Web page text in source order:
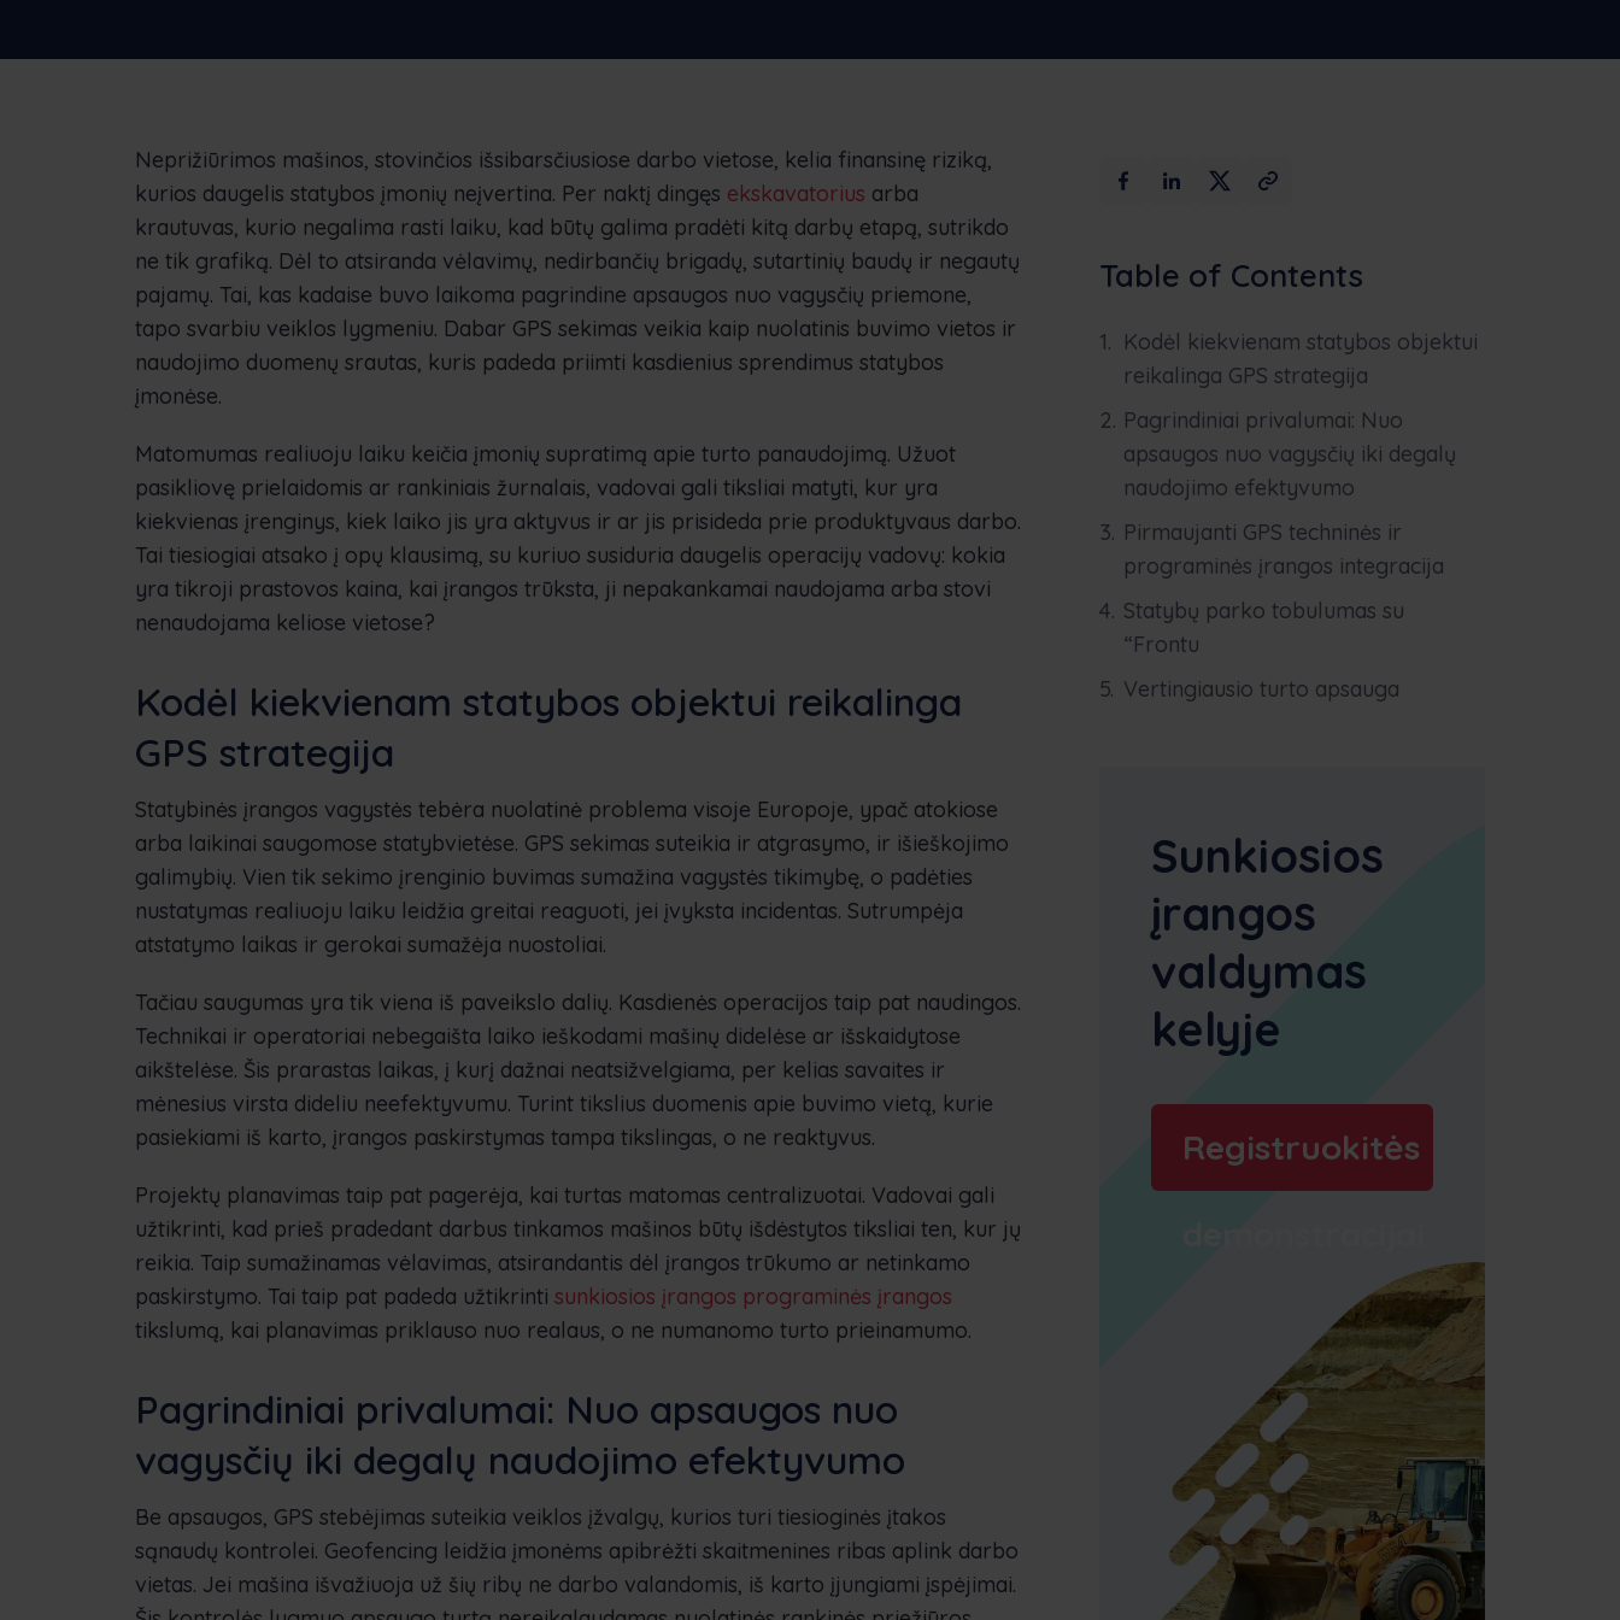
Neprižiūrimos mašinos, stovinčios išsibarsčiusiose darbo vietose, kelia finansinę riziką,
kurios daugelis statybos įmonių neįvertina. Per naktį dingęs ekskavatorius arba
krautuvas, kurio negalima rasti laiku, kad būtų galima pradėti kitą darbų etapą, sutrikdo
ne tik grafiką. Dėl to atsiranda vėlavimų, nedirbančių brigadų, sutartinių baudų ir negautų
pajamų. Tai, kas kadaise buvo laikoma pagrindine apsaugos nuo vagysčių priemone,
tapo svarbiu veiklos lygmeniu. Dabar GPS sekimas veikia kaip nuolatinis buvimo vietos ir
naudojimo duomenų srautas, kuris padeda priimti kasdienius sprendimus statybos
įmonėse.
Matomumas realiuoju laiku keičia įmonių supratimą apie turto panaudojimą. Užuot
pasikliovę prielaidomis ar rankiniais žurnalais, vadovai gali tiksliai matyti, kur yra
kiekvienas įrenginys, kiek laiko jis yra aktyvus ir ar jis prisideda prie produktyvaus darbo.
Tai tiesiogiai atsako į opų klausimą, su kuriuo susiduria daugelis operacijų vadovų: kokia
yra tikroji prastovos kaina, kai įrangos trūksta, ji nepakankamai naudojama arba stovi
nenaudojama keliose vietose?
Kodėl kiekvienam statybos objektui reikalinga
GPS strategija
Statybinės įrangos vagystės tebėra nuolatinė problema visoje Europoje, ypač atokiose
arba laikinai saugomose statybvietėse. GPS sekimas suteikia ir atgrasymo, ir išieškojimo
galimybių. Vien tik sekimo įrenginio buvimas sumažina vagystės tikimybę, o padėties
nustatymas realiuoju laiku leidžia greitai reaguoti, jei įvyksta incidentas. Sutrumpėja
atstatymo laikas ir gerokai sumažėja nuostoliai.
Tačiau saugumas yra tik viena iš paveikslo dalių. Kasdienės operacijos taip pat naudingos.
Technikai ir operatoriai nebegaišta laiko ieškodami mašinų didelėse ar išskaidytose
aikštelėse. Šis prarastas laikas, į kurį dažnai neatsižvelgiama, per kelias savaites ir
mėnesius virsta dideliu neefektyvumu. Turint tikslius duomenis apie buvimo vietą, kurie
pasiekiami iš karto, įrangos paskirstymas tampa tikslingas, o ne reaktyvus.
Projektų planavimas taip pat pagerėja, kai turtas matomas centralizuotai. Vadovai gali
užtikrinti, kad prieš pradedant darbus tinkamos mašinos būtų išdėstytos tiksliai ten, kur jų
reikia. Taip sumažinamas vėlavimas, atsirandantis dėl įrangos trūkumo ar netinkamo
paskirstymo. Tai taip pat padeda užtikrinti sunkiosios įrangos programinės įrangos
tikslumą, kai planavimas priklauso nuo realaus, o ne numanomo turto prieinamumo.
Pagrindiniai privalumai: Nuo apsaugos nuo
vagysčių iki degalų naudojimo efektyvumo
Be apsaugos, GPS stebėjimas suteikia veiklos įžvalgų, kurios turi tiesioginės įtakos
sąnaudų kontrolei. Geofencing leidžia įmonėms apibrėžti skaitmenines ribas aplink darbo
vietas. Jei mašina išvažiuoja už šių ribų ne darbo valandomis, iš karto įjungiami įspėjimai.
Table of Contents
Kodėl kiekvienam statybos objektui
reikalinga GPS strategija
Pagrindiniai privalumai: Nuo
apsaugos nuo vagysčių iki degalų
naudojimo efektyvumo
Pirmaujanti GPS techninės ir
programinės įrangos integracija
Statybų parko tobulumas su
“Frontu
Vertingiausio turto apsauga
Sunkiosios
įrangos
valdymas
kelyje
Registruokitės